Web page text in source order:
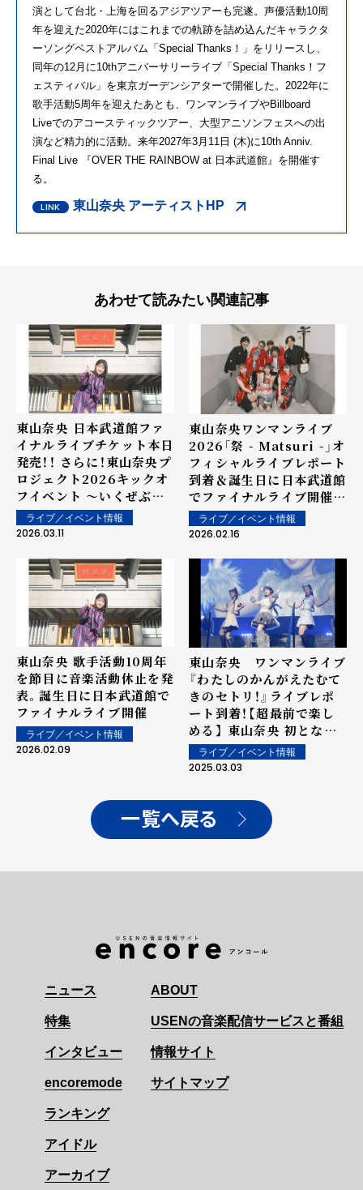
演として台北・上海を回るアジアツアーも完遂。声優活動10周
年を迎えた2020年にはこれまでの軌跡を詰め込んだキャラクタ
ーソングベストアルバム「Special Thanks！」をリリースし、
同年の12月に10thアニバーサリーライブ「Special Thanks！フ
ェスティバル」を東京ガーデンシアターで開催した。2022年に
歌手活動5周年を迎えたあとも、ワンマンライブやBillboard
Liveでのアコースティックツアー、大型アニソンフェスへの出
演など精力的に活動。来年2027年3月11日 (木)に10th Anniv.
Final Live 『OVER THE RAINBOW at 日本武道館』を開催す
る。
東山奈央 アーティストHP
あわせて読みたい関連記事
東山奈央 日本武道館ファ
イナルライブチケット本日
発売！！ さらに！東山奈央プ
ロジェクト2026キックオ
フイベント 〜いくぜぶど
うかん！！〜開催決定！
ライブ／イベント情報
2026.03.11
東山奈央ワンマンライブ
2026「祭 - Matsuri -」オ
フィシャルライブレポート
到着＆誕生日に日本武道館
でファイナルライブ開催決
定！ライブ／イベント情報
2026.02.16
東山奈央 歌手活動10周年
を節目に音楽活動休止を発
表。誕生日に日本武道館で
ファイナルライブ開催
ライブ／イベント情報
2026.02.09
東山奈央 ワンマンライブ
『わたしのかんがえたむて
きのセトリ！』ライブレポ
ート到着！【超最前で楽し
める】 東山奈央 初となる
8K VR LIVEを東京・大阪
の映画館で開催決定！
ライブ／イベント情報
2025.03.03
一覧へ戻る
ニュース
特集
インタビュー
encoremode
ランキング
アイドル
アーカイブ
ABOUT
USENの音楽配信サービスと番組
情報サイト
サイトマップ